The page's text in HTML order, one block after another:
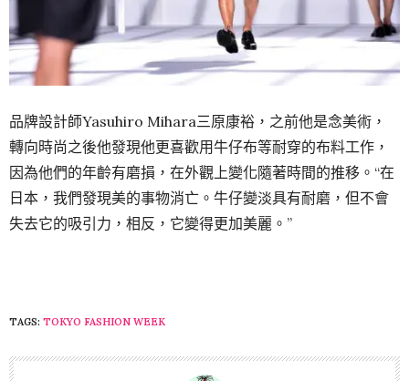
品牌設計師Yasuhiro Mihara三原康裕，之前他是念美術，
轉向時尚之後他發現他更喜歡用牛仔布等耐穿的布料工作，
因為他們的年齡有磨損，在外觀上變化隨著時間的推移。“在
日本，我們發現美的事物消亡。牛仔變淡具有耐磨，但不會
失去它的吸引力，相反，它變得更加美麗。”
TAGS: TOKYO FASHION WEEK